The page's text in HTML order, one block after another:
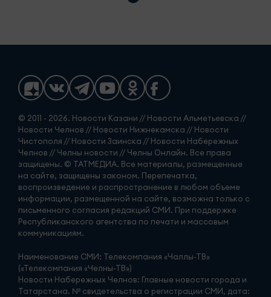
© 2011 - 2026. Новости Казани // Новости Альметьевска //
Новости Челнов // Новости Нижнекамска // Новости
Чистополя // Новости Заинска // Новости Набережных
Челнов // Челны новости // Челны Онлайн. Все права
защищены. © ТАТМЕДИА. Все материалы, размещенные
на сайте, защищены законом. Перепечатка,
воспроизведение и распространение в любом объеме
информации, размещенной на сайте, возможна только с
письменного согласия редакций СМИ. При поддержке
Республиканского агентства по печати и массовым
коммуникациям.
Наименование СМИ: Телекомпания «Чаллы-ТВ»
(«Телекомпания «Челны-ТВ»)
Новости Набережных Челнов: Главные новости города и
Татарстана. № свидетельства о регистрации СМИ, дата: